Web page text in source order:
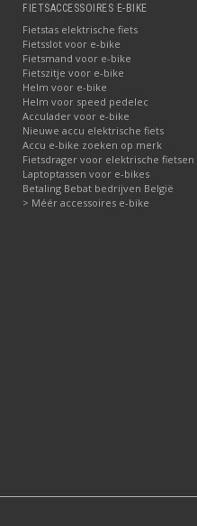
FIETSACCESSOIRES E-BIKE
Fietstas elektrische fiets
Fietsslot voor e-bike
Fietsmand voor e-bike
Fietszitje voor e-bike
Helm voor e-bike
Helm voor speed pedelec
Acculader voor e-bike
Nieuwe accu elektrische fiets
Accu e-bike zoeken op merk
Fietsdrager voor elektrische fietsen
Laptoptassen voor e-bikes
Betaling Bebat bedrijven België
> Méér accessoires e-bike